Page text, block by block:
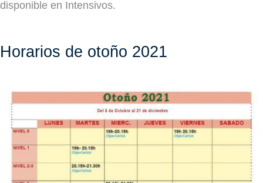
disponible en Intensivos.
Horarios de otoño 2021